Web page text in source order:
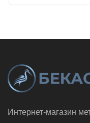
Интернет-магазин